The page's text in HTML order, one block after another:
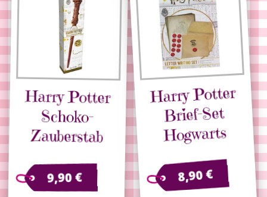
Harry Potter
Schoko-
Zauberstab
9,90€
Harry Potter
Brief-Set
Hogwarts
8,90€